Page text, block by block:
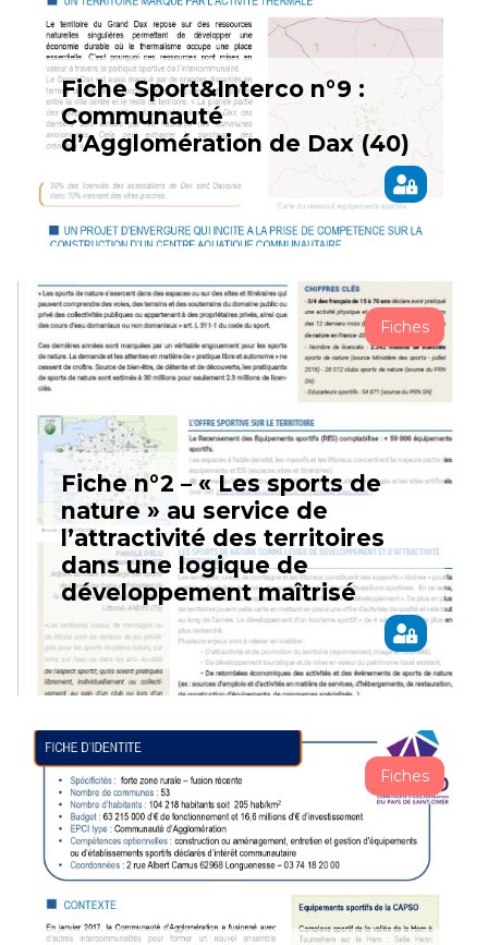
Fiche Sport&Interco n°9 :
Communauté
d’Agglomération de Dax (40)
Fiches
Fiche n°2 – « Les sports de
nature » au service de
l’attractivité des territoires
dans une logique de
développement maîtrisé
Fiches